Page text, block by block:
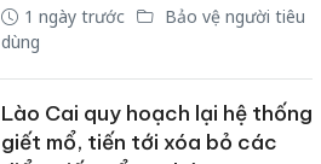
1 ngày trước
Bảo vệ người tiêu
dùng
Lào Cai quy hoạch lại hệ thống
giết mổ, tiến tới xóa bỏ các